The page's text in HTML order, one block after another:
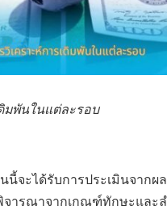
มพันในแต่ละรอบ
นี้จะได้รับการประเมินจากผ
จารณาจากเกณฑ์ทักษะและ